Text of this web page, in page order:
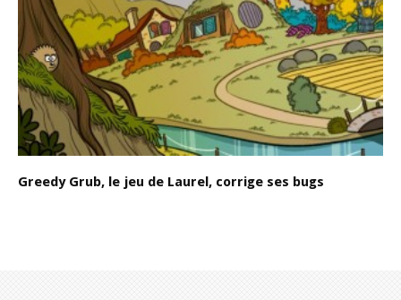
Greedy Grub, le jeu de Laurel, corrige ses bugs